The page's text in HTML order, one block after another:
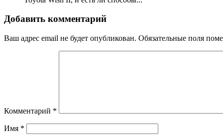
Добавить комментарий
Ваш адрес email не будет опубликован. Обязательные поля
Комментарий *
Имя *